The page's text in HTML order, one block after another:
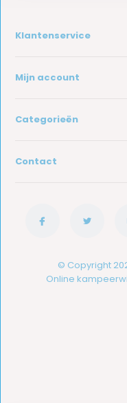
Klantenservice
Mijn account
Categorieën
Contact
© Copyright
Online